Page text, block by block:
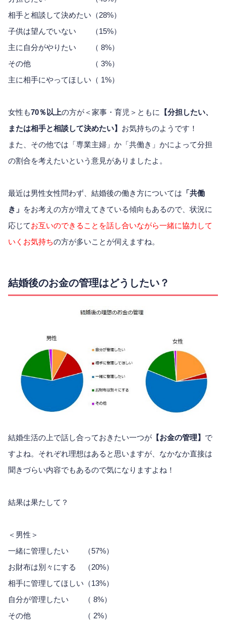
相手と相談して決めたい（28%）
子供は望んでいない （15%）
主に自分がやりたい （ 8%）
その他 （ 3%）
主に相手にやってほしい（ 1%）
女性も70％以上の方が＜家事・育児＞ともに
【分担したい、
または相手と相談して決めたい】 お気持ちのようです！
また、その他では「専業主婦」か「共働き」かによって分担
の割合を考えたいという意見がありましたよ。
最近は男性女性問わず、結婚後の働き方については 「共働
き」 をお考えの方が増えてきている傾向もあるので、状況に
応じてお互いのできることを話し合いながら一緒に協力して
いくお気持ちの方が多いことが伺えますね。
結婚後のお金の管理はどうしたい？
結婚生活の上で話し合っておきたい一つが 【お金の管理】 で
すよね。それぞれ理想はあると思いますが、なかなか直接は
聞きづらい内容でもあるので気になりますよね！
結果は果たして？
＜男性＞
一緒に管理したい （57%）
お財布は別々にする （20%）
相手に管理してほしい（13%）
自分が管理したい （ 8%）
その他 （ 2%）